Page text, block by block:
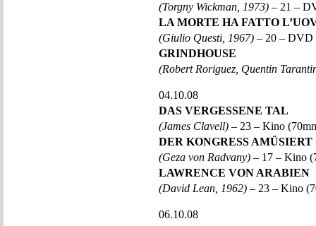
(Torgny Wickman, 1973) – 21 –
LA MORTE HA FATTO
(Giulio Questi, 1967) – 20 – DVD
GRINDHOUSE
(Robert Roriguez, Quentin
04.10.08
DAS VERGESSENE TAL
(James Clavell) – 23 – Kino
DER KONGRESS AMÜSIERT
(Geza von Radvany) – 17 – Kino
LAWRENCE VON ARABIEN
(David Lean, 1962) – 23 – Kino
06.10.08